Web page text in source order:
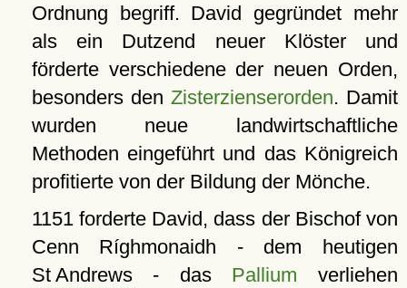
Ordnung begriff. David gegründet mehr
als ein Dutzend neuer Klöster und
förderte verschiedene der neuen Orden,
besonders den Zisterzienserorden. Damit
wurden neue landwirtschaftliche
Methoden eingeführt und das Königreich
profitierte von der Bildung der Mönche.
1151 forderte David, dass der Bischof von
Cenn Ríghmonaidh - dem heutigen
St Andrews- das Pallium verliehen